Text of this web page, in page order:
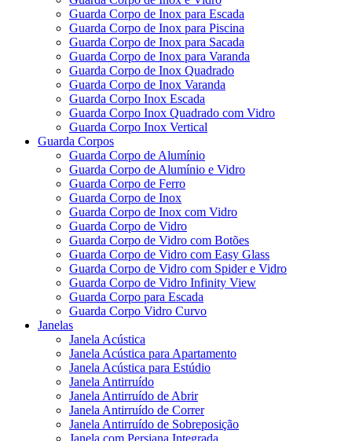
Guarda Corpo de Inox para Escada
Guarda Corpo de Inox para Piscina
Guarda Corpo de Inox para Sacada
Guarda Corpo de Inox para Varanda
Guarda Corpo de Inox Quadrado
Guarda Corpo de Inox Varanda
Guarda Corpo Inox Escada
Guarda Corpo Inox Quadrado com Vidro
Guarda Corpo Inox Vertical
Guarda Corpos
Guarda Corpo de Alumínio
Guarda Corpo de Alumínio e Vidro
Guarda Corpo de Ferro
Guarda Corpo de Inox
Guarda Corpo de Inox com Vidro
Guarda Corpo de Vidro
Guarda Corpo de Vidro com Botões
Guarda Corpo de Vidro com Easy Glass
Guarda Corpo de Vidro com Spider e Vidro
Guarda Corpo de Vidro Infinity View
Guarda Corpo para Escada
Guarda Corpo Vidro Curvo
Janelas
Janela Acústica
Janela Acústica para Apartamento
Janela Acústica para Estúdio
Janela Antirruído
Janela Antirruído de Abrir
Janela Antirruído de Correr
Janela Antirruído de Sobreposição
Janela com Persiana Integrada